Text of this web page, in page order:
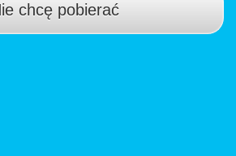
chcę pobierać